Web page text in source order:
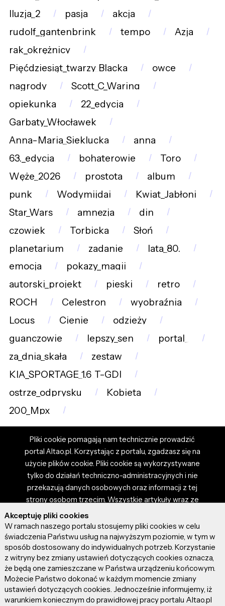
Iluzja_2
pasja
akcja
rudolf_gantenbrink
tempo
Azja
rak_okrężnicy
Pięćdziesiąt_twarzy_Blacka
owce
nagrody
Scott_C_Waring
opiekunka
22_edycja
Garbaty_Włocławek
Anna-Maria_Sieklucka
anna
63._edycja
bohaterowie
Toro
Węże_2026
prostota
album
punk
Wodymijdaj
Kwiat_Jabłoni
Star_Wars
amnezja
din
czowiek
Torbicka
Słoń
planetarium
zadanie
lata_80.
emocja
pokazy_magii
autorski_projekt
pieski
retro
ROCH
Celestron
wyobraźnia
Locus
Cienie
odzieży
guanczowie
lepszy_sen
portal_
za_dnia_skała
zestaw
KIA_SPORTAGE_1.6_T-GDI
ostrze_odprysku
Kobieta
200_Mpx
Pliki cookie pomagają nam technicznie prowadzić
portal Altao.pl. Korzystając z portalu, zgadzasz się na
użycie plików cookie. Pliki cookie są wykorzystywane
tylko do działań techniczno-administracyjnych i nie
przekazują danych osobowych oraz informacji z tej
strony osobom trzecim. Wszystkie artykuły wraz ze
zdjęciami i materiałami dostępnymi na portalu są
własnością użytkowników. Administrator i właściciel
portalu nie ponosi odpowiedzialności za tresci
prezentowane przez autorów artykułów. Dodając
artykuł, zgadzasz się z regulaminem portalu oraz
ponosisz odpowiedzialność za wszystkie materiały
umieszczone przez Ciebie na stronie altao.pl.
Szczegóły dostępne w regulaminie portalu.
Akceptuję pliki cookies
W ramach naszego portalu stosujemy pliki cookies w celu
świadczenia Państwu usług na najwyższym poziomie, w tym w
sposób dostosowany do indywidualnych potrzeb. Korzystanie
z witryny bez zmiany ustawień dotyczących cookies oznacza,
że będą one zamieszczane w Państwa urządzeniu końcowym.
Możecie Państwo dokonać w każdym momencie zmiany
ustawień dotyczących cookies. Jednocześnie informujemy, iż
warunkiem koniecznym do prawidłowej pracy portalu Altao.pl